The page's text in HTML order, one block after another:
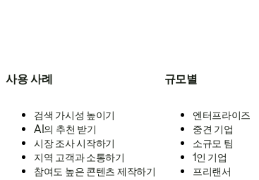
사용 사례
검색 가시성 높이기
AI의 추천 받기
시장 조사 시작하기
지역 고객과 소통하기
참여도 높은 콘텐츠 제작하기
규모별
엔터프라이즈
중견 기업
소규모 팀
1인 기업
프리랜서